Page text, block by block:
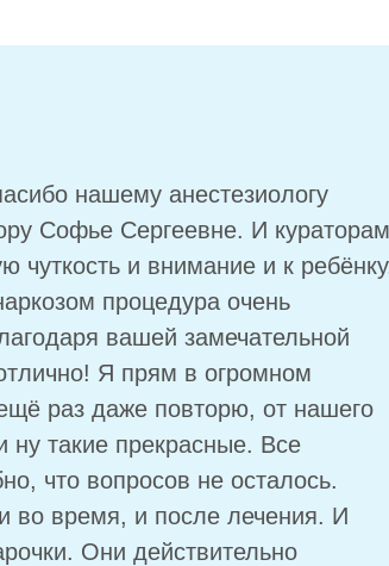
нашему анестезиологу
Софье Сергеевне. И
чуткость и внимание и к
процедура очень
вашей замечательной
Я прям в огромном
раз даже повторю, от нашего
ну такие прекрасные. Все
что вопросов не осталось.
во время, и после лечения. И
Они действительно